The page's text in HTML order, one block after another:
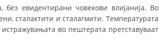
ДИСЕМИНАЦИЈА
ХУМАНИТАРНО ПРАВО
евидентирани човекови влијанија. Во
сталактити и сталагмити. Температурата
во пештерата претставуваат